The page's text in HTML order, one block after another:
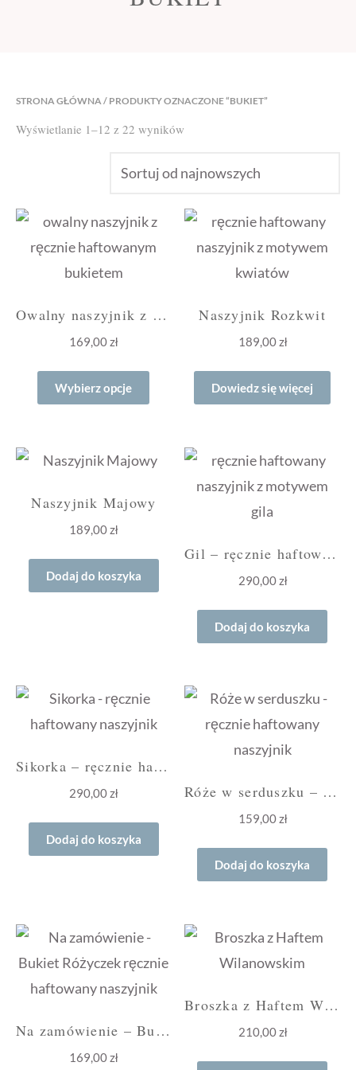
STRONA GŁÓWNA/ PRODUKTY OZNACZONE “BUKIET”
Wyświetlanie 1–12 z 22 wyników
najnowszych
Owalny naszyjnik z bukietem bordo
169,00zł
Wybierz opcje
Ten
wariantów.
Opcje
wybrać
Naszyjnik Rozkwit
189,00zł
Dowiedz się więcej
Naszyjnik Majowy
189,00zł
Dodaj do koszyka
Gil – ręcznie haftowany naszyjnik
290,00zł
Dodaj do koszyka
Sikorka – ręcznie haftowany naszyjnik
290,00zł
Dodaj do koszyka
Róże w serduszku – ręcznie haftowany naszyjnik
159,00zł
Dodaj do koszyka
Na zamówienie – Bukiet Różyczek ręcznie haftowany naszyjnik
169,00zł
Broszka z Haftem Wilanowskim
210,00zł